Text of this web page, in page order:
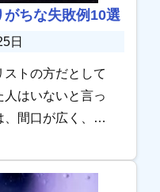
ちな失敗例10選
日
トの方だとして
人はいないと言っ
間口が広く、奥
の数々…。きっと